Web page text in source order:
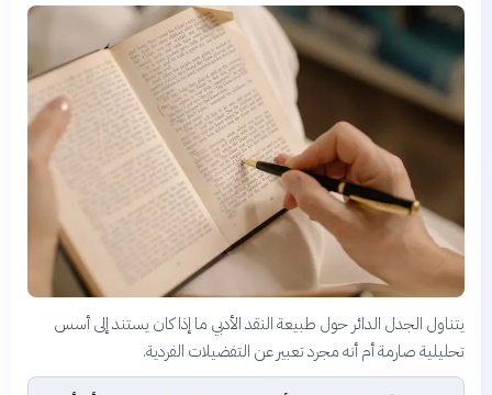
يتناول الجدل الدائر حول طبيعة النقد الأدبي ما إذا كان يستند إلى أسس
تحليلية صارمة أم أنه مجرد تعبير عن التفضيلات الفردية.